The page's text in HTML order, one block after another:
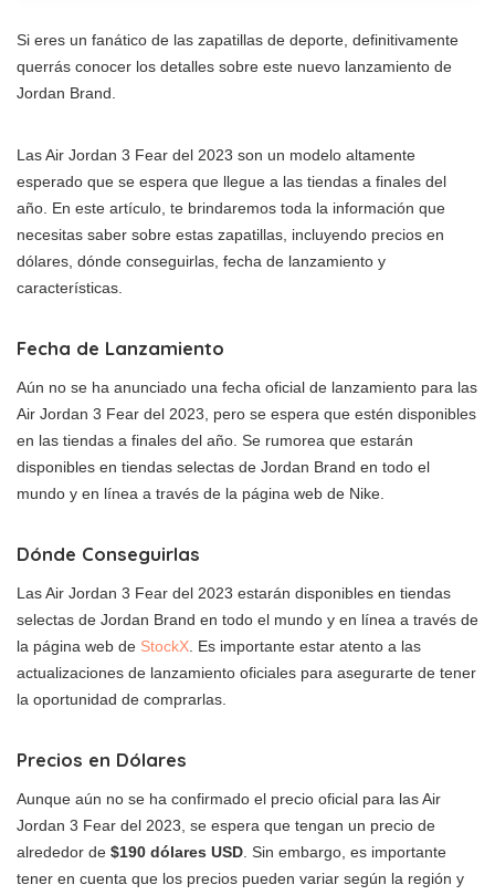
Si eres un fanático de las zapatillas de deporte, definitivamente
querrás conocer los detalles sobre este nuevo lanzamiento de
Jordan Brand.
Las Air Jordan 3 Fear del 2023 son un modelo altamente
esperado que se espera que llegue a las tiendas a finales del
año. En este artículo, te brindaremos toda la información que
necesitas saber sobre estas zapatillas, incluyendo precios en
dólares, dónde conseguirlas, fecha de lanzamiento y
características.
Fecha de Lanzamiento
Aún no se ha anunciado una fecha oficial de lanzamiento para las
Air Jordan 3 Fear del 2023, pero se espera que estén disponibles
en las tiendas a finales del año. Se rumorea que estarán
disponibles en tiendas selectas de Jordan Brand en todo el
mundo y en línea a través de la página web de Nike.
Dónde Conseguirlas
Las Air Jordan 3 Fear del 2023 estarán disponibles en tiendas
selectas de Jordan Brand en todo el mundo y en línea a través de
la página web de StockX . Es importante estar atento a las
actualizaciones de lanzamiento oficiales para asegurarte de tener
la oportunidad de comprarlas.
Precios en Dólares
Aunque aún no se ha confirmado el precio oficial para las Air
Jordan 3 Fear del 2023, se espera que tengan un precio de
alrededor de $190 dólares USD . Sin embargo, es importante
tener en cuenta que los precios pueden variar según la región y